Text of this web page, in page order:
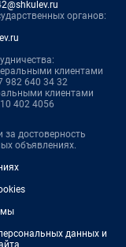
органов:
клиентами
982 640 34 32
клиентами
402 4056
за достоверность
объявлениях.
данных и